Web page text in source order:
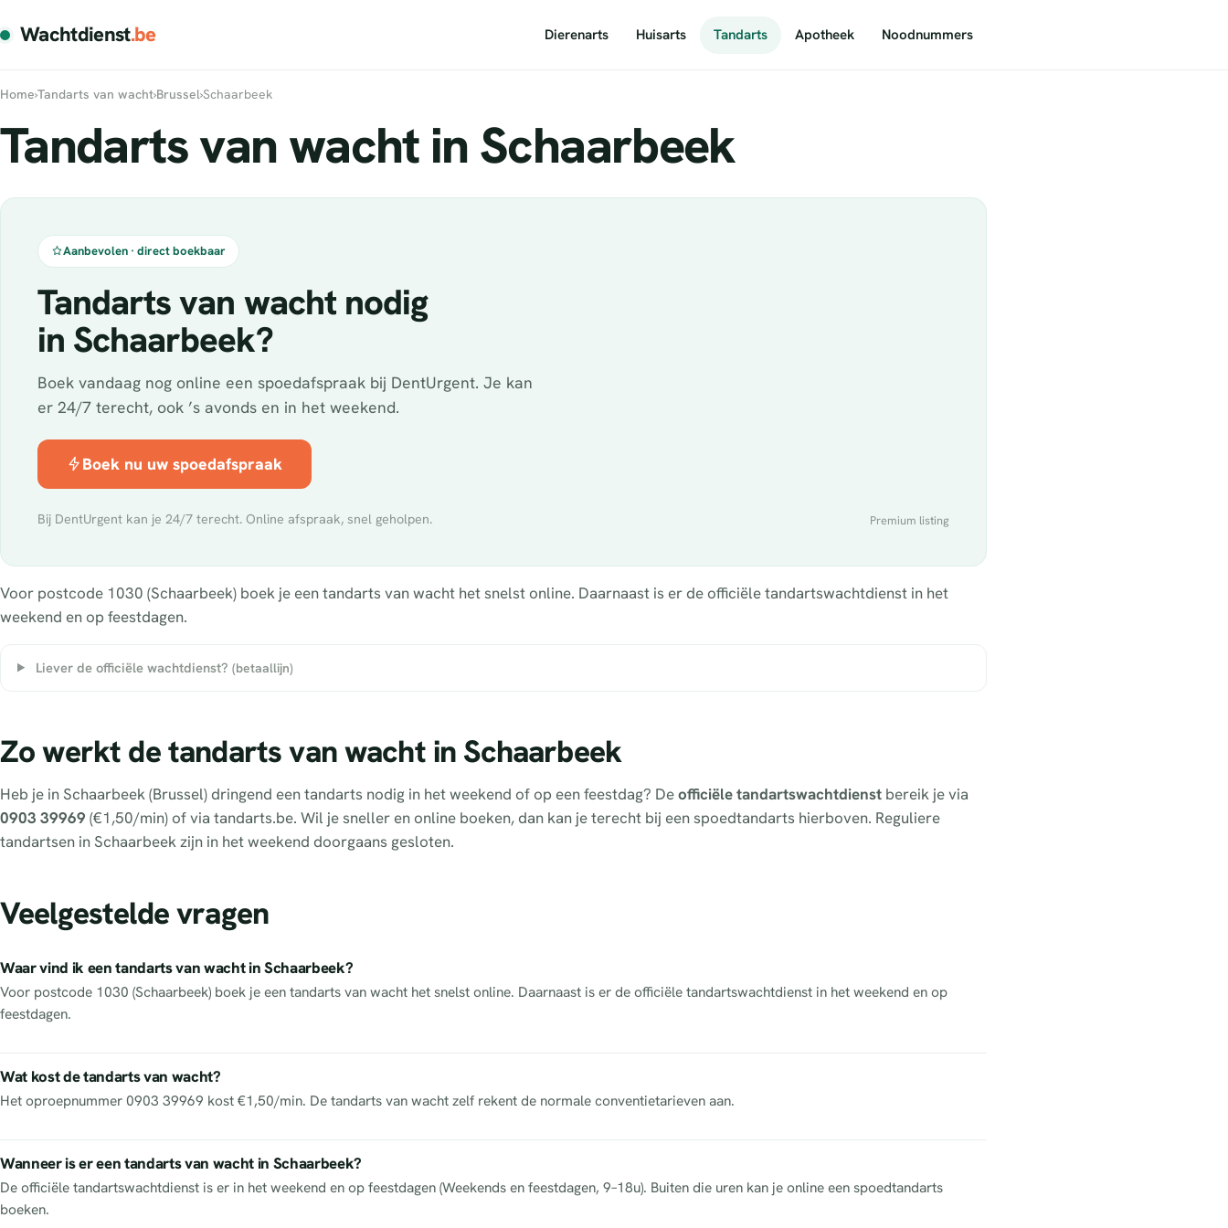
Wachtdienst.be Dierenarts Huisarts Tandarts Apotheek Noodnummers
Home›Tandarts van wacht›Brussel›Schaarbeek
Tandarts van wacht in Schaarbeek
Aanbevolen · direct boekbaar
Tandarts van wacht nodig
in Schaarbeek?
Boek vandaag nog online een spoedafspraak bij DentUrgent. Je kan
er 24/7 terecht, ook ’s avonds en in het weekend.
Boek nu uw spoedafspraak
Bij DentUrgent kan je 24/7 terecht. Online afspraak, snel geholpen. Premium listing
Voor postcode 1030 (Schaarbeek) boek je een tandarts van wacht het snelst online. Daarnaast is er de officiële tandartswachtdienst in het
weekend en op feestdagen.
Liever de officiële wachtdienst? (betaallijn)
Zo werkt de tandarts van wacht in Schaarbeek
Heb je in Schaarbeek (Brussel) dringend een tandarts nodig in het weekend of op een feestdag? Deofficiële tandartswachtdienst bereik je via
0903 39969 (€1,50/min) of via tandarts.be. Wil je sneller en online boeken, dan kan je terecht bij een spoedtandarts hierboven. Reguliere
tandartsen in Schaarbeek zijn in het weekend doorgaans gesloten.
Veelgestelde vragen
Waar vind ik een tandarts van wacht in Schaarbeek?
Voor postcode 1030 (Schaarbeek) boek je een tandarts van wacht het snelst online. Daarnaast is er de officiële tandartswachtdienst in het weekend en op
feestdagen.
Wat kost de tandarts van wacht?
Het oproepnummer 0903 39969 kost €1,50/min. De tandarts van wacht zelf rekent de normale conventietarieven aan.
Wanneer is er een tandarts van wacht in Schaarbeek?
De officiële tandartswachtdienst is er in het weekend en op feestdagen (Weekends en feestdagen, 9–18u). Buiten die uren kan je online een spoedtandarts
boeken.